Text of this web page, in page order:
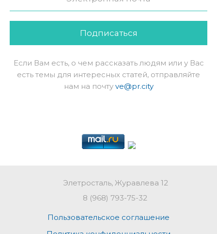
Подписаться
Если Вам есть, о чем рассказать людям или у Вас
есть темы для интересных статей, отправляйте
нам на почту ve@pr.city
Элетросталь, Журавлева 12
8 (968) 793-75-32
Пользовательское соглашение